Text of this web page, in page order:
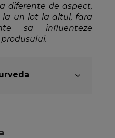
diferente de aspect,
la un lot la altul, fara
sa influenteze